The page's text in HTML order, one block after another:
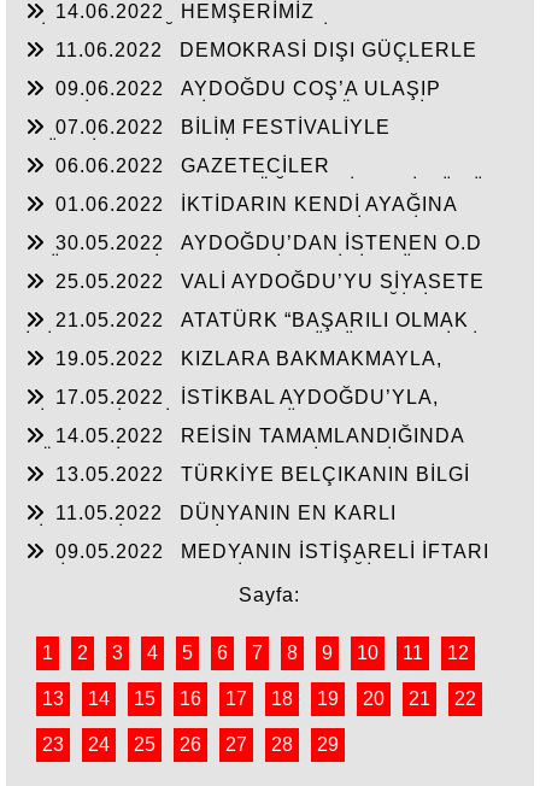
14.06.2022
HEMŞERİMİZ
MÜJDELERİ BEKLİYOR!
11.06.2022
DEMOKRASİ DIŞI GÜÇLERLE
OSMANLI”KALAYCI ŞAMMAS!”
09.06.2022
AYDOĞDU COŞ’A ULAŞIP
HİZMETLERİNE ULAŞMASI!
07.06.2022
BİLİM FESTİVALİYLE
CEVAP”HİZMETE AÇILAN 41 YENİ FABRİKA!!
06.06.2022
GAZETECİLER
CHP FİİLEN YAŞATTI!!!
01.06.2022
İKTİDARIN KENDİ AYAĞINA
SÖZLERİN TUTULMASINDA!!!
30.05.2022
AYDOĞDU’DAN İSTENEN O.D
HAMMADELERE SAHİBİZ!
25.05.2022
VALİ AYDOĞDU’YU SİYASETE
ÇALMAKTIR!!!
21.05.2022
ATATÜRK “BAŞARILI OLMAK
BİRİNE UYGUN OLMALI”
19.05.2022
KIZLARA BAKMAKMAYLA,
TARİH ÖĞRETİLEN GENÇLİK!!!
17.05.2022
İSTİKBAL AYDOĞDU’YLA,
YATIRIMI ALMASINDA!!!
14.05.2022
REİSİN TAMAMLANDIĞINDA
ÇEVİRTECEK ÇEYİZİ
13.05.2022
TÜRKİYE BELÇIKANIN BİLGİ
ÇEVİRMESİNİ ENGELLESİN!!!
11.05.2022
DÜNYANIN EN KARLI
KURTULMANINDA REÇETESİ!
09.05.2022
MEDYANIN İSTİŞARELİ İFTARI
YAKIN İŞSİZE İŞ BAŞARISI!!
Sayfa:
1 2 3 4 5 6 7 8 9 10 11 12
13 14 15 16 17 18 19 20 21 22
23 24 25 26 27 28 29